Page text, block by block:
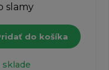
slamy
do košíka